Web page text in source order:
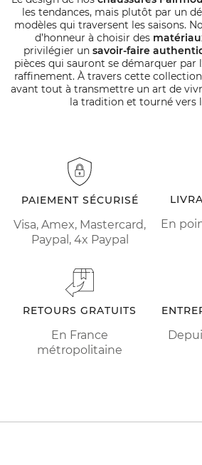
les tendances, mais plutôt par un
modèles qui traversent les saisons.
d’honneur à choisir des
privilégier un savoir-faire
pièces qui sauront se démarquer
raffinement. À travers cette
avant tout à transmettre un art de
la tradition et tourné vers
PAIEMENT SÉCURISÉ
Visa, Amex, Mastercard,
Paypal, 4x Paypal
En
RETOURS GRATUITS
En France
métropolitaine